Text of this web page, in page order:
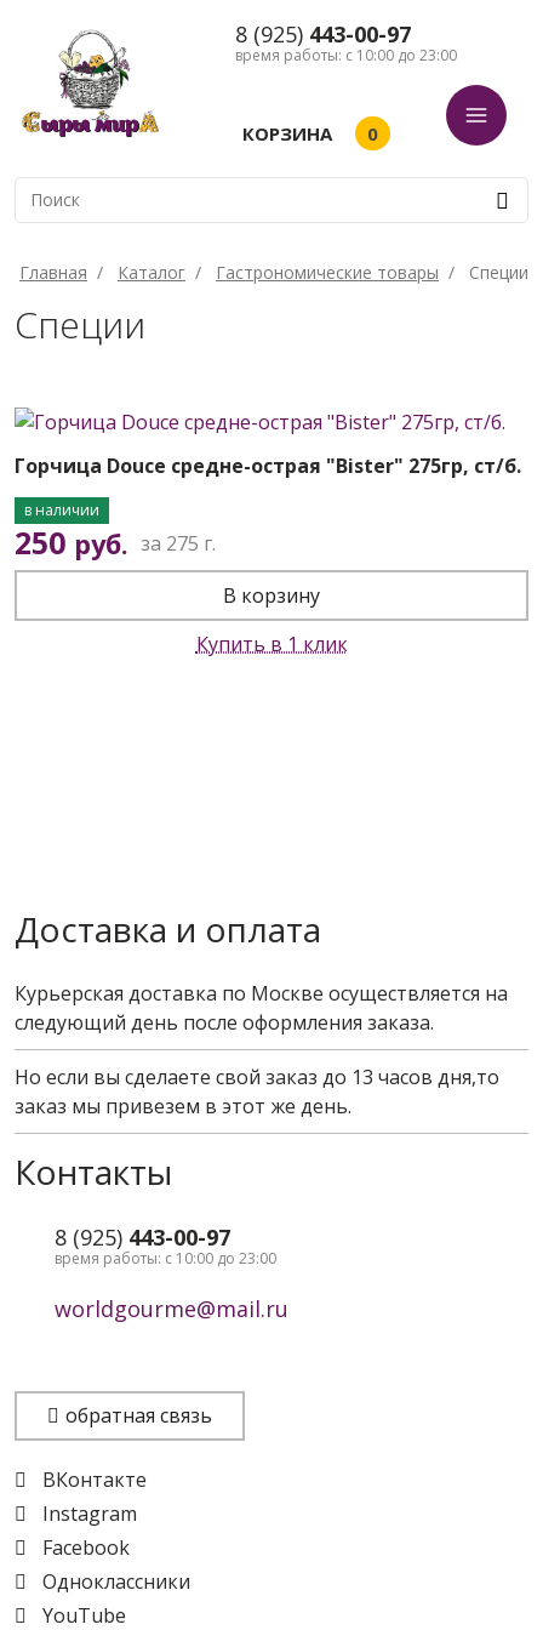
8 (925) 443-00-97
время работы: с 10:00 до 23:00
КОРЗИНА 0
Главная / Каталог / Гастрономические товары / Специи
Специи
Горчица Douce средне-острая "Bister" 275гр, ст/б.
в наличии
250 руб. за 275 г.
В корзину
Купить в 1 клик
Доставка и оплата
Курьерская доставка по Москве осуществляется на
следующий день после оформления заказа.
Но если вы сделаете свой заказ до 13 часов дня,то
заказ мы привезем в этот же день.
Контакты
8 (925) 443-00-97
время работы: с 10:00 до 23:00
worldgourme@mail.ru
обратная связь
ВКонтакте
Instagram
Facebook
Одноклассники
YouTube